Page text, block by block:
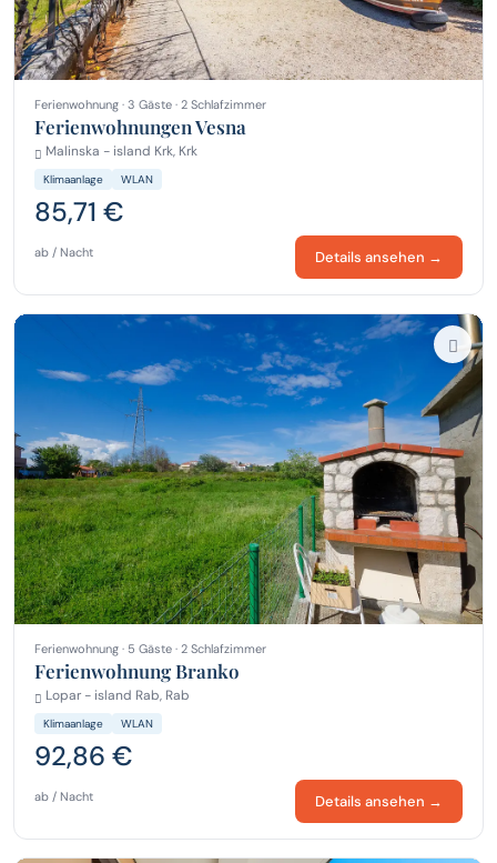
Ferienwohnung · 3 Gäste · 2 Schlafzimmer
Ferienwohnungen Vesna
Malinska - island Krk, Krk
Klimaanlage WLAN
85,71 €
ab / Nacht Details ansehen →
Ferienwohnung · 5 Gäste · 2 Schlafzimmer
Ferienwohnung Branko
Lopar - island Rab, Rab
Klimaanlage WLAN
92,86 €
ab / Nacht Details ansehen →